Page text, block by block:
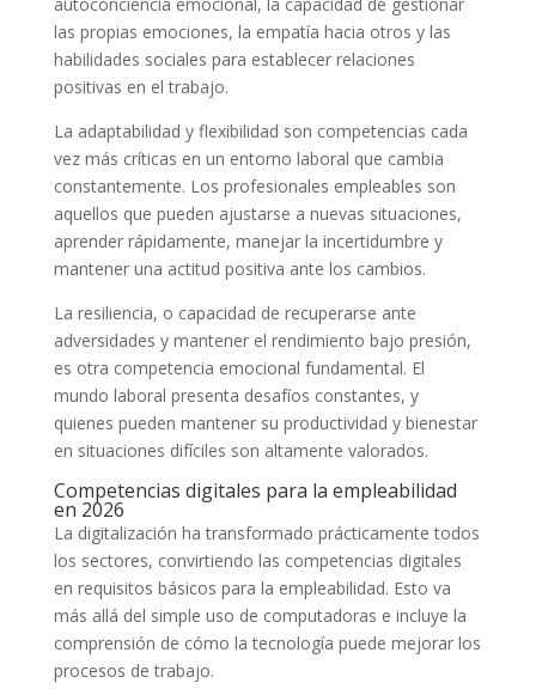
las propias emociones, la empatía hacia otros y las
habilidades sociales para establecer relaciones
positivas en el trabajo.
La adaptabilidad y flexibilidad son competencias cada
vez más críticas en un entorno laboral que cambia
constantemente. Los profesionales empleables son
aquellos que pueden ajustarse a nuevas situaciones,
aprender rápidamente, manejar la incertidumbre y
mantener una actitud positiva ante los cambios.
La resiliencia, o capacidad de recuperarse ante
adversidades y mantener el rendimiento bajo presión,
es otra competencia emocional fundamental. El
mundo laboral presenta desafíos constantes, y
quienes pueden mantener su productividad y bienestar
en situaciones difíciles son altamente valorados.
Competencias digitales para la empleabilidad
en 2026
La digitalización ha transformado prácticamente todos
los sectores, convirtiendo las competencias digitales
en requisitos básicos para la empleabilidad. Esto va
más allá del simple uso de computadoras e incluye la
comprensión de cómo la tecnología puede mejorar los
procesos de trabajo.